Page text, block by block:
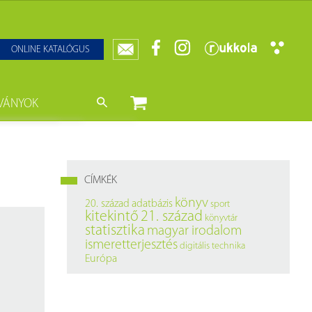
ONLINE KATALÓGUS
CÍMKÉK
20. század adatbázis könyv sport
kitekintő 21. század könyvtár
statisztika magyar irodalom
ismeretterjesztés digitális technika
Európa